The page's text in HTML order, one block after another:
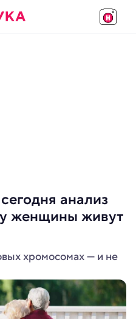
анализ
женщины живут
хромосомах — и не